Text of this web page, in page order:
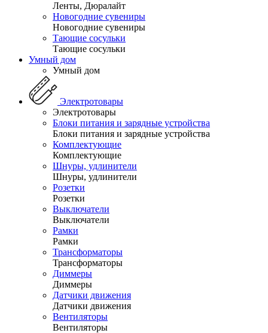
Ленты, Дюралайт
Новогодние сувениры
Новогодние сувениры
Тающие сосульки
Тающие сосульки
Умный дом
Умный дом
Электротовары
Электротовары
Блоки питания и зарядные устройства
Блоки питания и зарядные устройства
Комплектующие
Комплектующие
Шнуры, удлинители
Шнуры, удлинители
Розетки
Розетки
Выключатели
Выключатели
Рамки
Рамки
Трансформаторы
Трансформаторы
Диммеры
Диммеры
Датчики движения
Датчики движения
Вентиляторы
Вентиляторы